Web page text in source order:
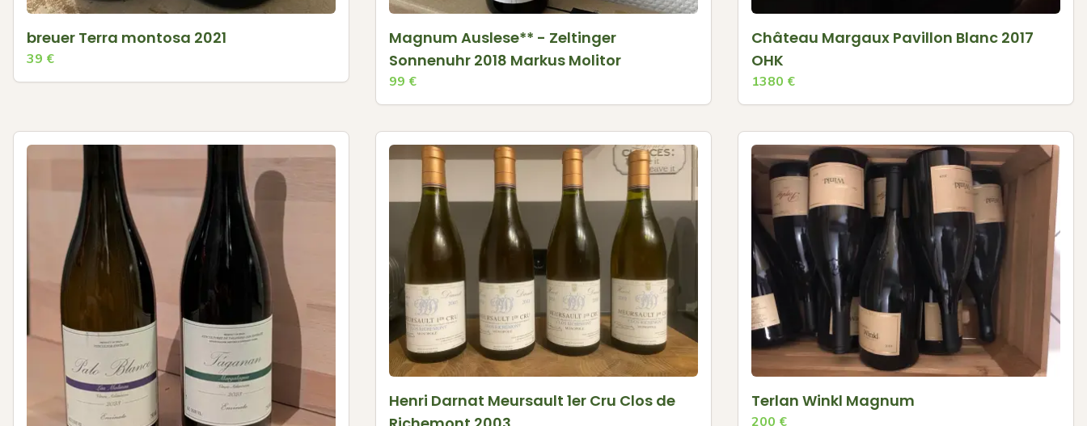
breuer Terra montosa 2021
39 €
Magnum Auslese** - Zeltinger
Sonnenuhr 2018 Markus Molitor
99 €
Château Margaux Pavillon Blanc 2017
OHK
1380 €
Henri Darnat Meursault 1er Cru Clos de
Terlan Winkl Magnum
200 €